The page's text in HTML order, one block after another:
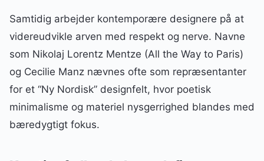
Samtidig arbejder kontemporære designere på at
videreudvikle arven med respekt og nerve. Navne
som Nikolaj Lorentz Mentze (All the Way to Paris)
og Cecilie Manz nævnes ofte som repræsentanter
for et “Ny Nordisk” designfelt, hvor poetisk
minimalisme og materiel nysgerrighed blandes med
bæredygtigt fokus.